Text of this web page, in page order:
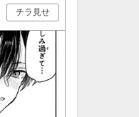
チラ見せ